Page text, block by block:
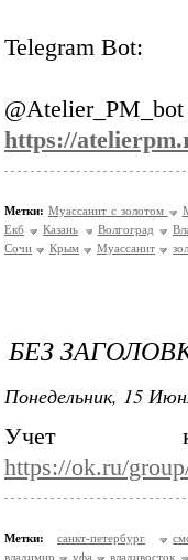
Telegram Bot:
@Atelier_PM_bot
https://
Метки: Муассанит с золотом
Екб
Казань Волгоград
Сочи
Крым Муассанит
БЕЗ
Понедельник, 15
Учет
https://ok.ru/
Метки: санкт-петербург
владимир
уфа
владивосток